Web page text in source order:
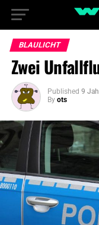
BLAULICHT
Zwei
Published 9
By ots